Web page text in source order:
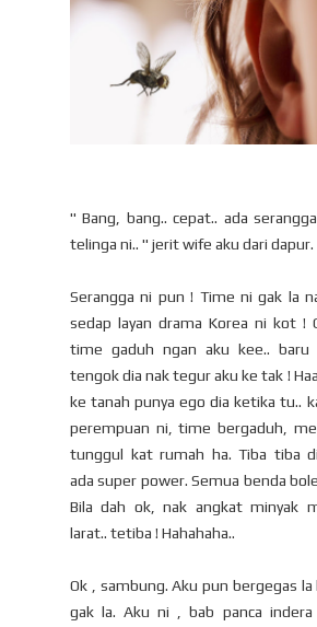
" Bang, bang.. cepat.. ada
telinga ni.. " jerit wife aku dari dapur.
Serangga ni pun ! Time ni gak la
sedap layan drama Korea ni kot !
time gaduh ngan aku kee..
tengok dia nak tegur aku ke tak !
ke tanah punya ego dia ketika tu..
perempuan ni, time bergaduh,
tunggul kat rumah ha. Tiba tiba
ada super power. Semua benda
Bila dah ok, nak angkat minyak
larat.. tetiba ! Hahahaha..
Ok , sambung. Aku pun bergegas la
gak la. Aku ni , bab panca indera